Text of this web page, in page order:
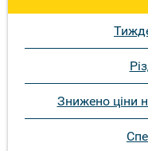
Знижено ціни